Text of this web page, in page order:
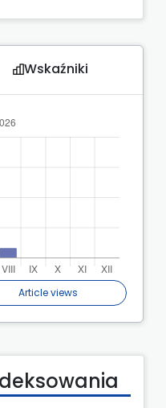
Wskaźniki
Article views